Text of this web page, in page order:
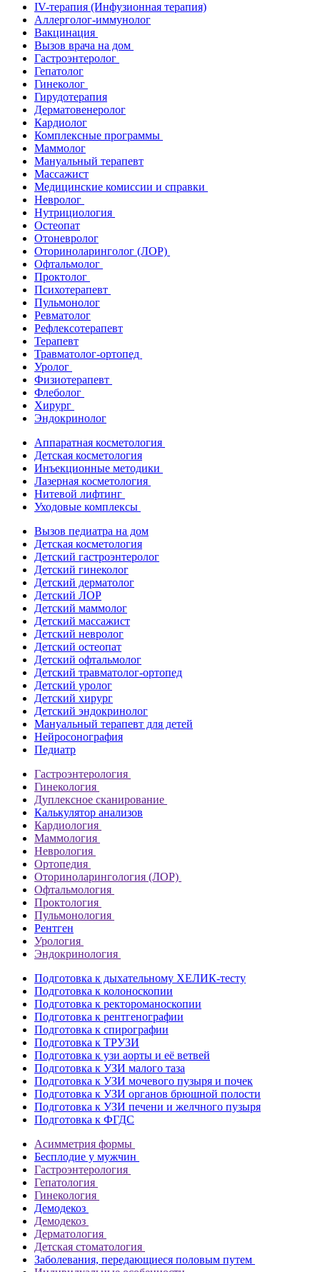
IV-терапия (Инфузионная терапия)
Аллерголог-иммунолог
Вакцинация
Вызов врача на дом
Гастроэнтеролог
Гепатолог
Гинеколог
Гирудотерапия
Дерматовенеролог
Кардиолог
Комплексные программы
Маммолог
Мануальный терапевт
Массажист
Медицинские комиссии и справки
Невролог
Нутрициология
Остеопат
Отоневролог
Оториноларинголог (ЛОР)
Офтальмолог
Проктолог
Психотерапевт
Пульмонолог
Ревматолог
Рефлексотерапевт
Терапевт
Травматолог-ортопед
Уролог
Физиотерапевт
Флеболог
Хирург
Эндокринолог
Аппаратная косметология
Детская косметология
Инъекционные методики
Лазерная косметология
Нитевой лифтинг
Уходовые комплексы
Вызов педиатра на дом
Детская косметология
Детский гастроэнтеролог
Детский гинеколог
Детский дерматолог
Детский ЛОР
Детский маммолог
Детский массажист
Детский невролог
Детский остеопат
Детский офтальмолог
Детский травматолог-ортопед
Детский уролог
Детский хирург
Детский эндокринолог
Мануальный терапевт для детей
Нейросонография
Педиатр
Гастроэнтерология
Гинекология
Дуплексное сканирование
Калькулятор анализов
Кардиология
Маммология
Неврология
Ортопедия
Оториноларингология (ЛОР)
Офтальмология
Проктология
Пульмонология
Рентген
Урология
Эндокринология
Подготовка к дыхательному ХЕЛИК-тесту
Подготовка к колоноскопии
Подготовка к ректороманоскопии
Подготовка к рентгенографии
Подготовка к спирографии
Подготовка к ТРУЗИ
Подготовка к узи аорты и её ветвей
Подготовка к УЗИ малого таза
Подготовка к УЗИ мочевого пузыря и почек
Подготовка к УЗИ органов брюшной полости
Подготовка к УЗИ печени и желчного пузыря
Подготовка к ФГДС
Асимметрия формы
Бесплодие у мужчин
Гастроэнтерология
Гепатология
Гинекология
Демодекоз
Демодекоз
Дерматология
Детская стоматология
Заболевания, передающиеся половым путем